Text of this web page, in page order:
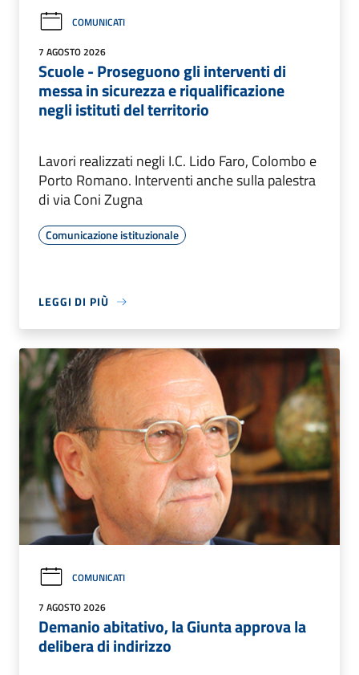
COMUNICATI
7 AGOSTO 2026
Scuole - Proseguono gli interventi di
messa in sicurezza e riqualificazione
negli istituti del territorio
Lavori realizzati negli I.C. Lido Faro, Colombo e
Porto Romano. Interventi anche sulla palestra
di via Coni Zugna
Comunicazione istituzionale
LEGGI DI PIÙ
COMUNICATI
7 AGOSTO 2026
Demanio abitativo, la Giunta approva la
delibera di indirizzo